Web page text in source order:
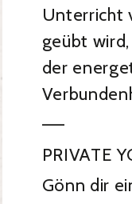
Unterricht
geübt
der
—–
PRIVATE
Gönn dir